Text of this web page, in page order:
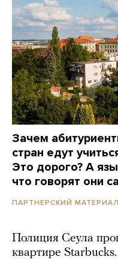
Зачем
стран едут
Это дорого? А
что говорят они
ПАРТНЕРСКИЙ МАТЕРИАЛ
Полиция Сеула
квартире